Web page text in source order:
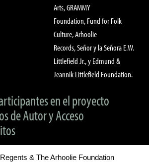
Arts, GRAMMY
Foundation, Fund for Folk
Culture, Arhoolie
Records, Señor y la Señora E.W.
Littlefield Jr., y Edmund &
Jeannik Littlefield Foundation.
en el proyecto
de Autor y Acceso
& The Arhoolie Foundation